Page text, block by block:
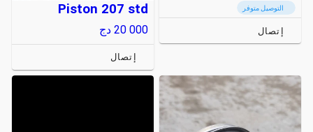
التوصيل متوفر
إتصال
Piston 207 std
20 000 دج
إتصال